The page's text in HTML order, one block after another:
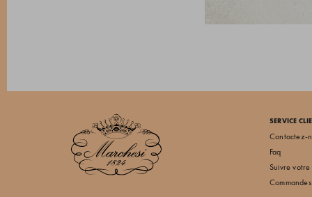
SERVICE
Contactez-
Faq
Suivre votre